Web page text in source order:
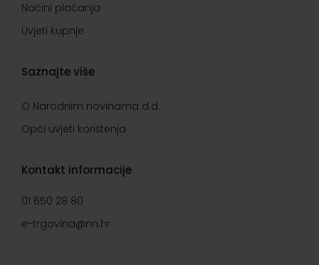
Načini plaćanja
Uvjeti kupnje
Saznajte više
O Narodnim novinama d.d.
Opći uvjeti korištenja
Kontakt informacije
01 650 28 80
e-trgovina@nn.hr